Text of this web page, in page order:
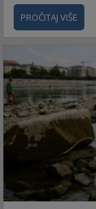
PROČITAJ VIŠE